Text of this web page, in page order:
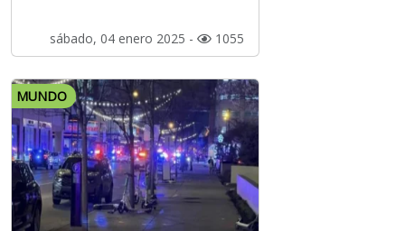
sábado, 04 enero 2025 - 1055
MUNDO